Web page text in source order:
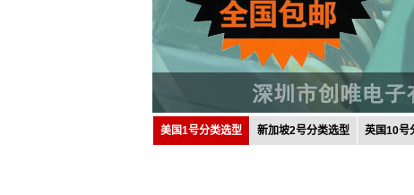
美国1号分类选型 新加坡2号分类选型 英国10号